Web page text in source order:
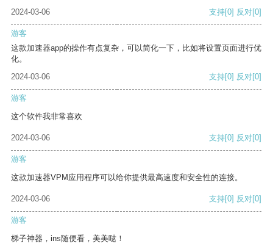
2024-03-06
支持[0] 反对[0]
游客
这款加速器app的操作有点复杂，可以简化一下，比如将设置页面进行优
化。
2024-03-06
支持[0] 反对[0]
游客
这个软件我非常喜欢
2024-03-06 支持[0] 反对[0]
游客
这款加速器VPM应用程序可以给你提供最高速度和安全性的连接。
2024-03-06 支持[0] 反对[0]
游客
梯子神器，ins随便看，美美哒！